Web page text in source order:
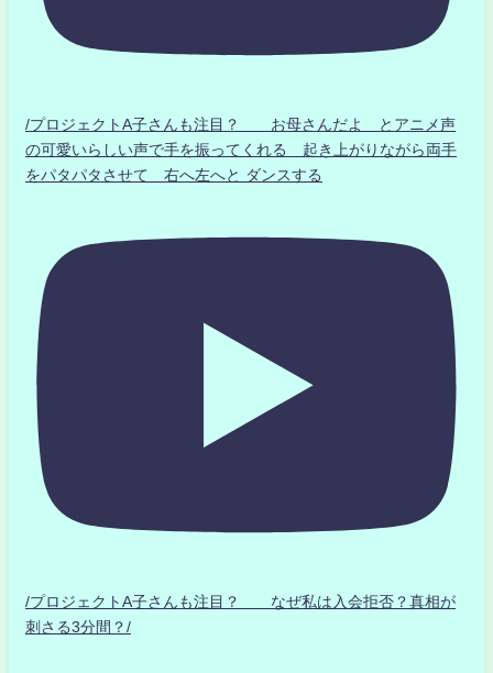
/プロジェクトA子さんも注目？ お母さんだよ とアニメ声
の可愛いらしい声で手を振ってくれる 起き上がりながら両手
をパタパタさせて 右へ左へと ダンスする
/プロジェクトA子さんも注目？ なぜ私は入会拒否？真相が
刺さる3分間？/